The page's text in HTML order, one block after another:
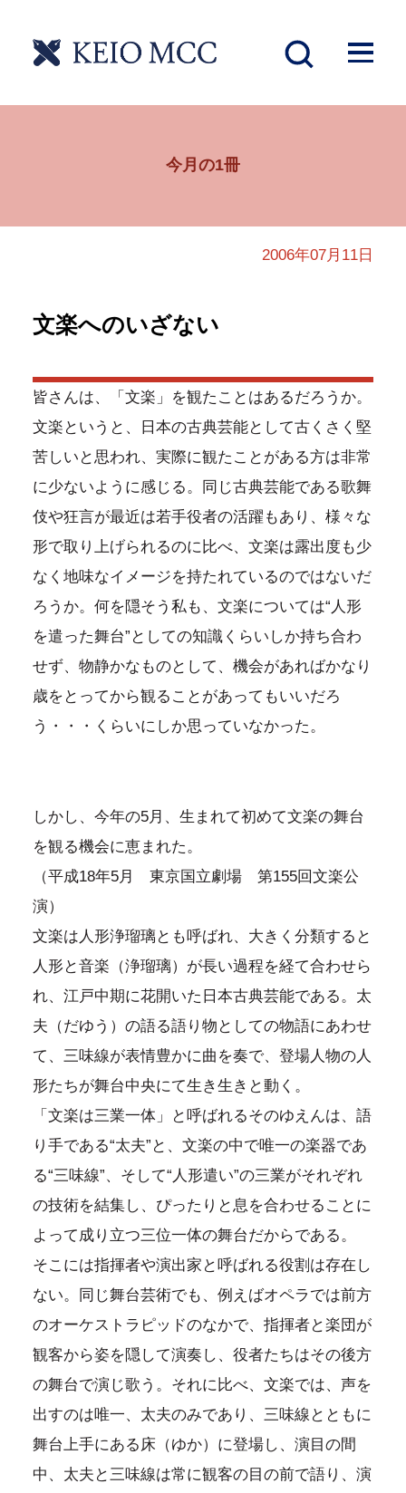
今月の1冊
2006年07月11日
文楽へのいざない
皆さんは、「文楽」を観たことはあるだろうか。
文楽というと、日本の古典芸能として古くさく堅
苦しいと思われ、実際に観たことがある方は非常
に少ないように感じる。同じ古典芸能である歌舞
伎や狂言が最近は若手役者の活躍もあり、様々な
形で取り上げられるのに比べ、文楽は露出度も少
なく地味なイメージを持たれているのではないだ
ろうか。何を隠そう私も、文楽については“人形
を遣った舞台”としての知識くらいしか持ち合わ
せず、物静かなものとして、機会があればかなり
歳をとってから観ることがあってもいいだろ
う・・・くらいにしか思っていなかった。
しかし、今年の5月、生まれて初めて文楽の舞台
を観る機会に恵まれた。
（平成18年5月 東京国立劇場 第155回文楽公
演）
文楽は人形浄瑠璃とも呼ばれ、大きく分類すると
人形と音楽（浄瑠璃）が長い過程を経て合わせら
れ、江戸中期に花開いた日本古典芸能である。太
夫（だゆう）の語る語り物としての物語にあわせ
て、三味線が表情豊かに曲を奏で、登場人物の人
形たちが舞台中央にて生き生きと動く。
「文楽は三業一体」と呼ばれるそのゆえんは、語
り手である“太夫”と、文楽の中で唯一の楽器であ
る“三味線”、そして“人形遣い”の三業がそれぞれ
の技術を結集し、ぴったりと息を合わせることに
よって成り立つ三位一体の舞台だからである。
そこには指揮者や演出家と呼ばれる役割は存在し
ない。同じ舞台芸術でも、例えばオペラでは前方
のオーケストラピッドのなかで、指揮者と楽団が
観客から姿を隠して演奏し、役者たちはその後方
の舞台で演じ歌う。それに比べ、文楽では、声を
出すのは唯一、太夫のみであり、三味線とともに
舞台上手にある床（ゆか）に登場し、演目の間
中、太夫と三味線は常に観客の目の前で語り、演